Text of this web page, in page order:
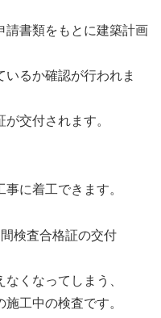
請書類をもとに建築計画
るか確認が行われま
交付されます。
に着工できます。
検査合格証の交付
くなってしまう、
工中の検査です。